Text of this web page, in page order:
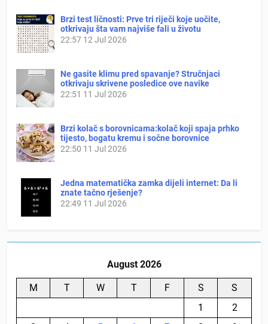
Brzi test ličnosti: Prve tri riječi koje uočite,
otkrivaju šta vam najviše fali u životu
22:57 12 Jul 2026
Ne gasite klimu pred spavanje? Stručnjaci
otkrivaju skrivene posledice ove navike
22:51 11 Jul 2026
Brzi kolač s borovnicama:kolač koji spaja prhko
tijesto, bogatu kremu i sočne borovnice
22:50 11 Jul 2026
Jedna matematička zamka dijeli internet: Da li
znate tačno rješenje?
22:49 11 Jul 2026
August 2026
M T W T F S
S
1
2